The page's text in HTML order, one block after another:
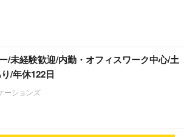
/未経験歓迎/内勤・オフィスワーク中心/土
/年休122日
ーションズ